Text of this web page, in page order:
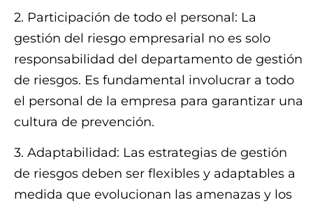
2. Participación de todo el personal: La
gestión del riesgo empresarial no es solo
responsabilidad del departamento de gestión
de riesgos. Es fundamental involucrar a todo
el personal de la empresa para garantizar una
cultura de prevención.
3. Adaptabilidad: Las estrategias de gestión
de riesgos deben ser flexibles y adaptables a
medida que evolucionan las amenazas y los